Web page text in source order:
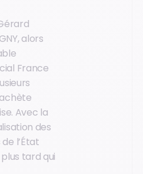
alors
France
Avec la
des
l’État
tard qui